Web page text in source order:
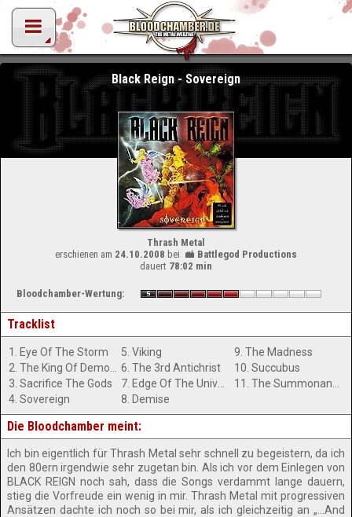
Black Reign - Sovereign
Thrash Metal
erschienen am 24.10.2008 bei
Battlegod Productions
dauert 78:02 min
Bloodchamber-Wertung:
Tracklist
1. Eye Of The Storm
3. Sacrifice The Gods
4. Sovereign
5. Viking
6. The 3rd Antichrist
8. Demise
9. The Madness
10. Succubus
Die Bloodchamber meint:
Ich bin eigentlich für Thrash Metal sehr schnell zu begeistern, da ich
den 80ern irgendwie sehr zugetan bin. Als ich vor dem Einlegen von
BLACK REIGN noch sah, dass die Songs verdammt lange dauern,
stieg die Vorfreude ein wenig in mir. Thrash Metal mit progressiven
Ansätzen dachte ich noch so bei mir, als ich gleichzeitig an „...And